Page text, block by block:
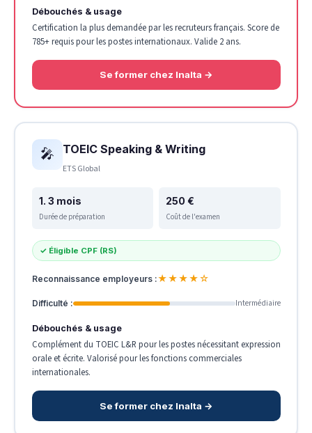
Débouchés & usage
Certification la plus demandée par les recruteurs français. Score de
785+ requis pour les postes internationaux. Valide 2 ans.
Se former chez Inalta →
🎤 TOEIC Speaking & Writing
ETS Global
1. 3 mois
Durée de préparation
250 €
Coût de l'examen
✓ Éligible CPF (RS)
Reconnaissance employeurs :★★★★☆
Difficulté : Intermédiaire
Débouchés & usage
Complément du TOEIC L&R pour les postes nécessitant expression
orale et écrite. Valorisé pour les fonctions commerciales
internationales.
Se former chez Inalta →